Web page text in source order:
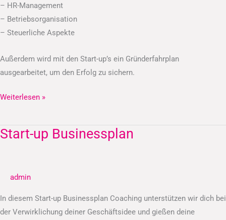
– HR-Management
– Betriebsorganisation
– Steuerliche Aspekte
Außerdem wird mit den Start-up’s ein Gründerfahrplan
ausgearbeitet, um den Erfolg zu sichern.
Weiterlesen »
Start-up Businessplan
admin
In diesem Start-up Businessplan Coaching unterstützen wir dich bei
der Verwirklichung deiner Geschäftsidee und gießen deine
Start-